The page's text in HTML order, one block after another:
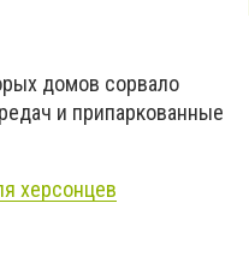
домов сорвало
и припаркованные
херсонцев